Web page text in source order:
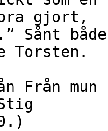
gjort,
Torsten.
Från